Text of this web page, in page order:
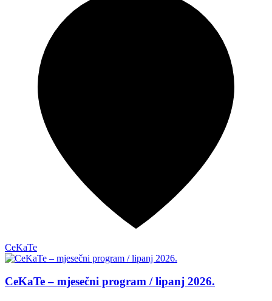
CeKaTe
CeKaTe – mjesečni program / lipanj 2026.